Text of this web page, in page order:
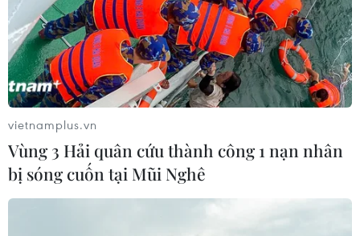
vietnamplus.vn
Vùng 3 Hải quân cứu thành công 1 nạn nhân
bị sóng cuốn tại Mũi Nghê